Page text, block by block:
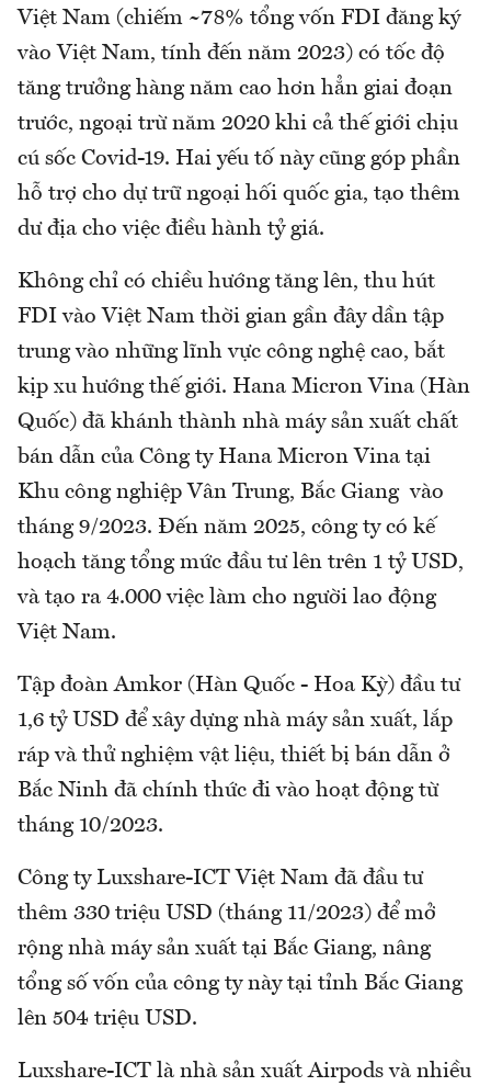
Việt Nam (chiếm ~78% tổng vốn FDI đăng ký
vào Việt Nam, tính đến năm 2023) có tốc độ
tăng trưởng hàng năm cao hơn hẳn giai đoạn
trước, ngoại trừ năm 2020 khi cả thế giới chịu
cú sốc Covid-19. Hai yếu tố này cũng góp phần
hỗ trợ cho dự trữ ngoại hối quốc gia, tạo thêm
dư địa cho việc điều hành tỷ giá.
Không chỉ có chiều hướng tăng lên, thu hút
FDI vào Việt Nam thời gian gần đây dần tập
trung vào những lĩnh vực công nghệ cao, bắt
kịp xu hướng thế giới. Hana Micron Vina (Hàn
Quốc) đã khánh thành nhà máy sản xuất chất
bán dẫn của Công ty Hana Micron Vina tại
Khu công nghiệp Vân Trung, Bắc Giang vào
tháng 9/2023. Đến năm 2025, công ty có kế
hoạch tăng tổng mức đầu tư lên trên 1 tỷ USD,
và tạo ra 4.000 việc làm cho người lao động
Việt Nam.
Tập đoàn Amkor (Hàn Quốc - Hoa Kỳ) đầu tư
1,6 tỷ USD để xây dựng nhà máy sản xuất, lắp
ráp và thử nghiệm vật liệu, thiết bị bán dẫn ở
Bắc Ninh đã chính thức đi vào hoạt động từ
tháng 10/2023.
Công ty Luxshare-ICT Việt Nam đã đầu tư
thêm 330 triệu USD (tháng 11/2023) để mở
rộng nhà máy sản xuất tại Bắc Giang, nâng
tổng số vốn của công ty này tại tỉnh Bắc Giang
lên 504 triệu USD.
Luxshare-ICT là nhà sản xuất Airpods và nhiều